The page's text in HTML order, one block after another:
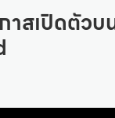
าสเปิดตัว